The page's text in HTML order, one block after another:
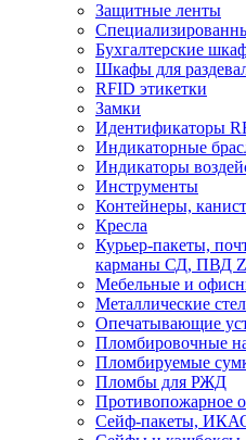
Защитные ленты
Бухгалтерские
Шкафы для
RFID этикетки
Замки
Идентификаторы
Индикаторные
Индикаторы
Инструменты
Контейнеры,
Кресла
Курьер-пакеты,
карманы СД, ПВД
Мебельные и
Металлические
Опечатывающие
Пломбировочные
Пломбируемые
Пломбы для РЖД
Противопожарное
Сейф-пакеты,